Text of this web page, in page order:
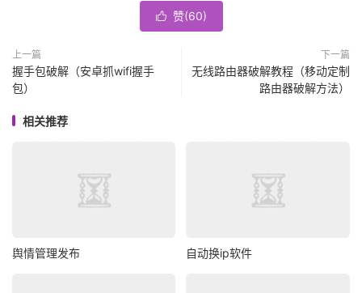
 赞(60)
上一篇
握手包破解（安卓抓wifi握手
包）
下一篇
无线路由器破解教程（移动定制
路由器破解方法）
相关推荐
舆情管理发布 自动换ip软件